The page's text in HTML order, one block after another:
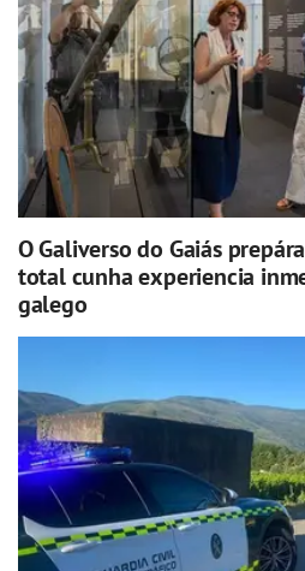
O Galiverso do Gaiás
total cunha experiencia
galego